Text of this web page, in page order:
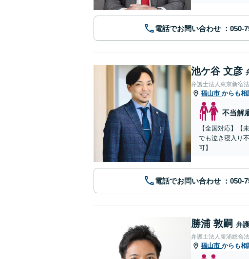
電話でお問い合わせ
池ケ谷 文彦
弁護士法人東京新宿
福山市 からも相
不当解
【全国対応】【
でも泣き寝入り
可】
電話でお問い合わせ
勝浦 敦嗣 弁
弁護士法人勝浦総合
福山市 からも相